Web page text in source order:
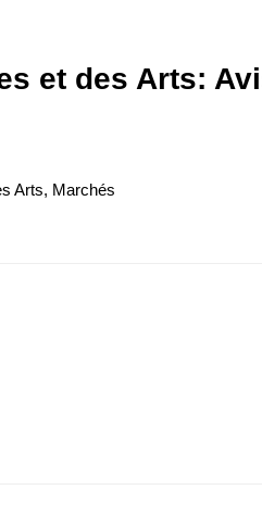
et des Arts:
Arts, Marchés